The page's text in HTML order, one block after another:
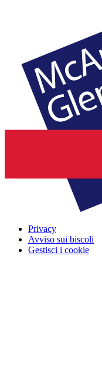
Privacy
Avviso sui biscoli
Gestisci i cookie